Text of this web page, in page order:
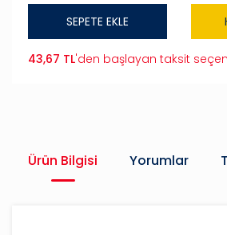
SEPETE EKLE
43,67 TL'den başlayan taksit
Ürün Bilgisi Yorumlar